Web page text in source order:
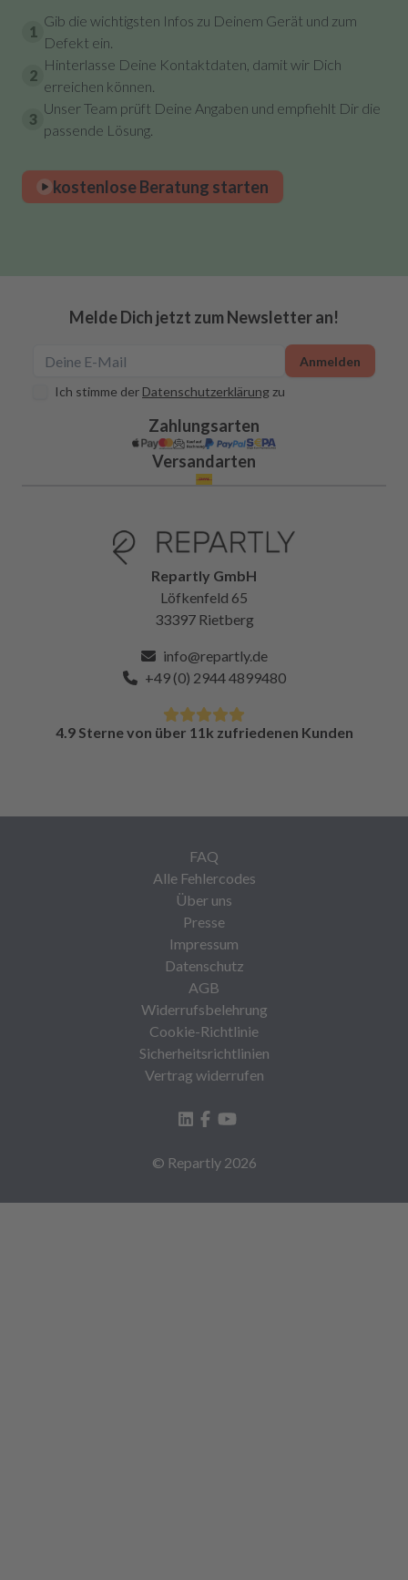
1
Gib die wichtigsten Infos zu Deinem Gerät und zum
Defekt ein.
2
Hinterlasse Deine Kontaktdaten, damit wir Dich
erreichen können.
3
Unser Team prüft Deine Angaben und empfiehlt Dir die
passende Lösung.
kostenlose Beratung starten
Melde Dich jetzt zum Newsletter an!
Ich stimme der Datenschutzerklärung zu
Anmelden
Zahlungsarten
Versandarten
Repartly GmbH
Löfkenfeld 65
33397 Rietberg
info@repartly.de
+49 (0) 2944 4899480
4.9 Sterne von über 11k zufriedenen Kunden
FAQ
Alle Fehlercodes
Über uns
Presse
Impressum
Datenschutz
AGB
Widerrufsbelehrung
Cookie-Richtlinie
Sicherheitsrichtlinien
Vertrag widerrufen
© Repartly 2026